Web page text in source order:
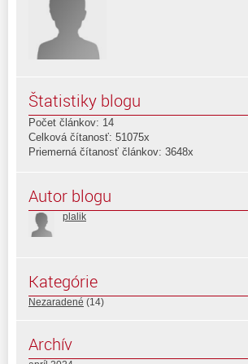
Štatistiky blogu
Počet článkov: 14
Celková čítanosť: 51075x
Priemerná čítanosť článkov: 3648x
Autor blogu
plalik
Kategórie
Nezaradené (14)
Archív